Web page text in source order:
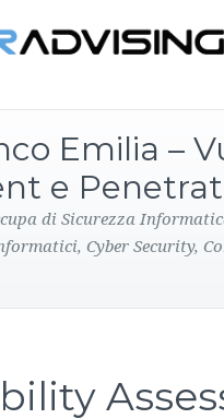
Emilia –
e
di Sicurezza
Cyber Security,